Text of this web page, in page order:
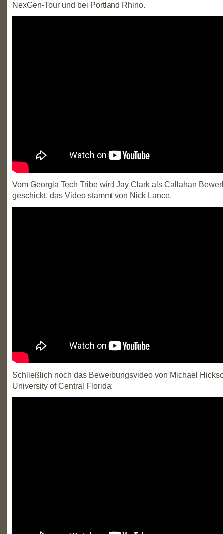
NexGen-Tour und bei Portland Rhino.
Vom Georgia Tech Tribe wird Jay Clark als Callahan
geschickt, das Video stammt von Nick Lance.
Schließlich noch das Bewerbungsvideo von Michael
University of Central Florida: